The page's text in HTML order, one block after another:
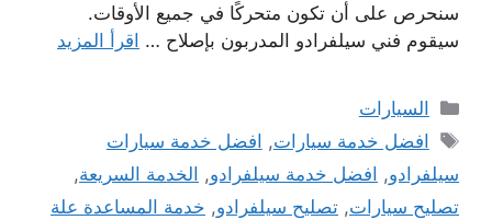
سنحرص على أن تكون متحركًا في جميع الأوقات.
سيقوم فني سيلفرادو المدربون بإصلاح … اقرأ المزيد
التصنيفات
السيارات
الوسوم
افضل خدمة سيارات, افضل خدمة سيارات
سيلفرادو, افضل خدمة سيلفرادو, الخدمة السريعة,
تصليح سيارات, تصليح سيلفرادو, خدمة المساعدة علة